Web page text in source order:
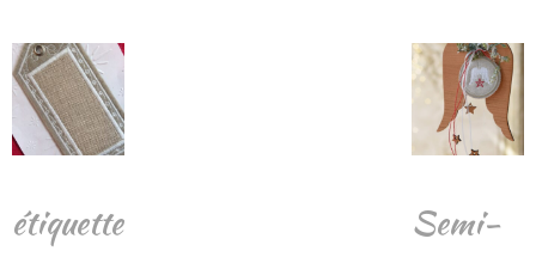
étiquette
Semi-